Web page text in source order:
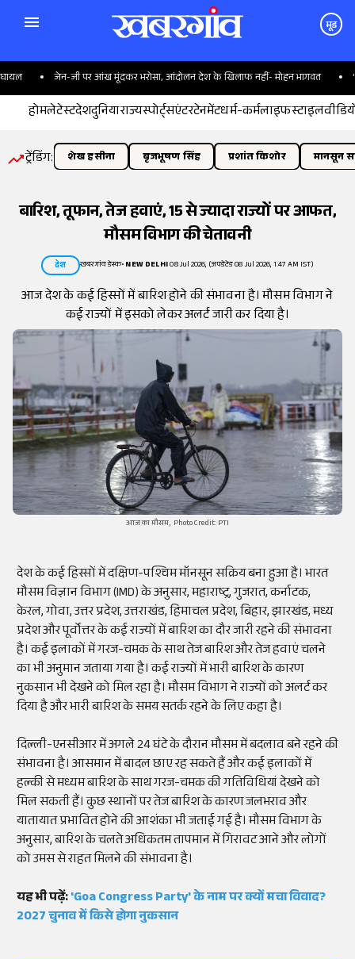
मूड
जेन-जी पर आंख मूंदकर भरोसा, आंदोलन देश के खिलाफ नहीं- मोहन भागवत
होमलेटेस्टदेशदुनियाराज्यस्पोर्ट्सएंटरटेनमेंटधर्म-कर्मलाइफस्टाइल
ट्रेंडिंग: शेख हसीना बृजभूषण सिंह प्रशांत किशोर मानसून
बारिश, तूफान, तेज हवाएं, 15 से ज्यादा राज्यों पर आफत,
मौसम विभाग की चेतावनी
देश खबरगांव डेस्क•NEW DELHI08 Jul 2026, (अपडेटेड 08 Jul 2026, 1:47 AM IST)
आज देश के कई हिस्सों में बारिश होने की संभावना है। मौसम विभाग ने
कई राज्यों में इसको लेकर अलर्ट जारी कर दिया है।
आज का मौसम, Photo Credit: PTI
देश के कई हिस्सों में दक्षिण-पश्चिम मॉनसून सक्रिय बना हुआ है। भारत
मौसम विज्ञान विभाग (IMD) के अनुसार, महाराष्ट्र, गुजरात, कर्नाटक,
केरल, गोवा, उत्तर प्रदेश, उत्तराखंड, हिमाचल प्रदेश, बिहार, झारखंड, मध्य
प्रदेश और पूर्वोत्तर के कई राज्यों में बारिश का दौर जारी रहने की संभावना
है। कई इलाकों में गरज-चमक के साथ तेज बारिश और तेज हवाएं चलने
का भी अनुमान जताया गया है। कई राज्यों में भारी बारिश के कारण
नुकसान भी देखने को मिल रहा है। मौसम विभाग ने राज्यों को अलर्ट कर
दिया है और भारी बारिश के समय सतर्क रहने के लिए कहा है।
दिल्ली-एनसीआर में अगले 24 घंटे के दौरान मौसम में बदलाव बने रहने की
संभावना है। आसमान में बादल छाए रह सकते हैं और कई इलाकों में
हल्की से मध्यम बारिश के साथ गरज-चमक की गतिविधियां देखने को
मिल सकती हैं। कुछ स्थानों पर तेज बारिश के कारण जलभराव और
यातायात प्रभावित होने की आशंका भी जताई गई है। मौसम विभाग के
अनुसार, बारिश के चलते अधिकतम तापमान में गिरावट आने और लोगों
को उमस से राहत मिलने की संभावना है।
यह भी पढ़ें:'Goa Congress Party' के नाम पर क्यों मचा विवाद?
2027 चुनाव में किसे होगा नुकसान